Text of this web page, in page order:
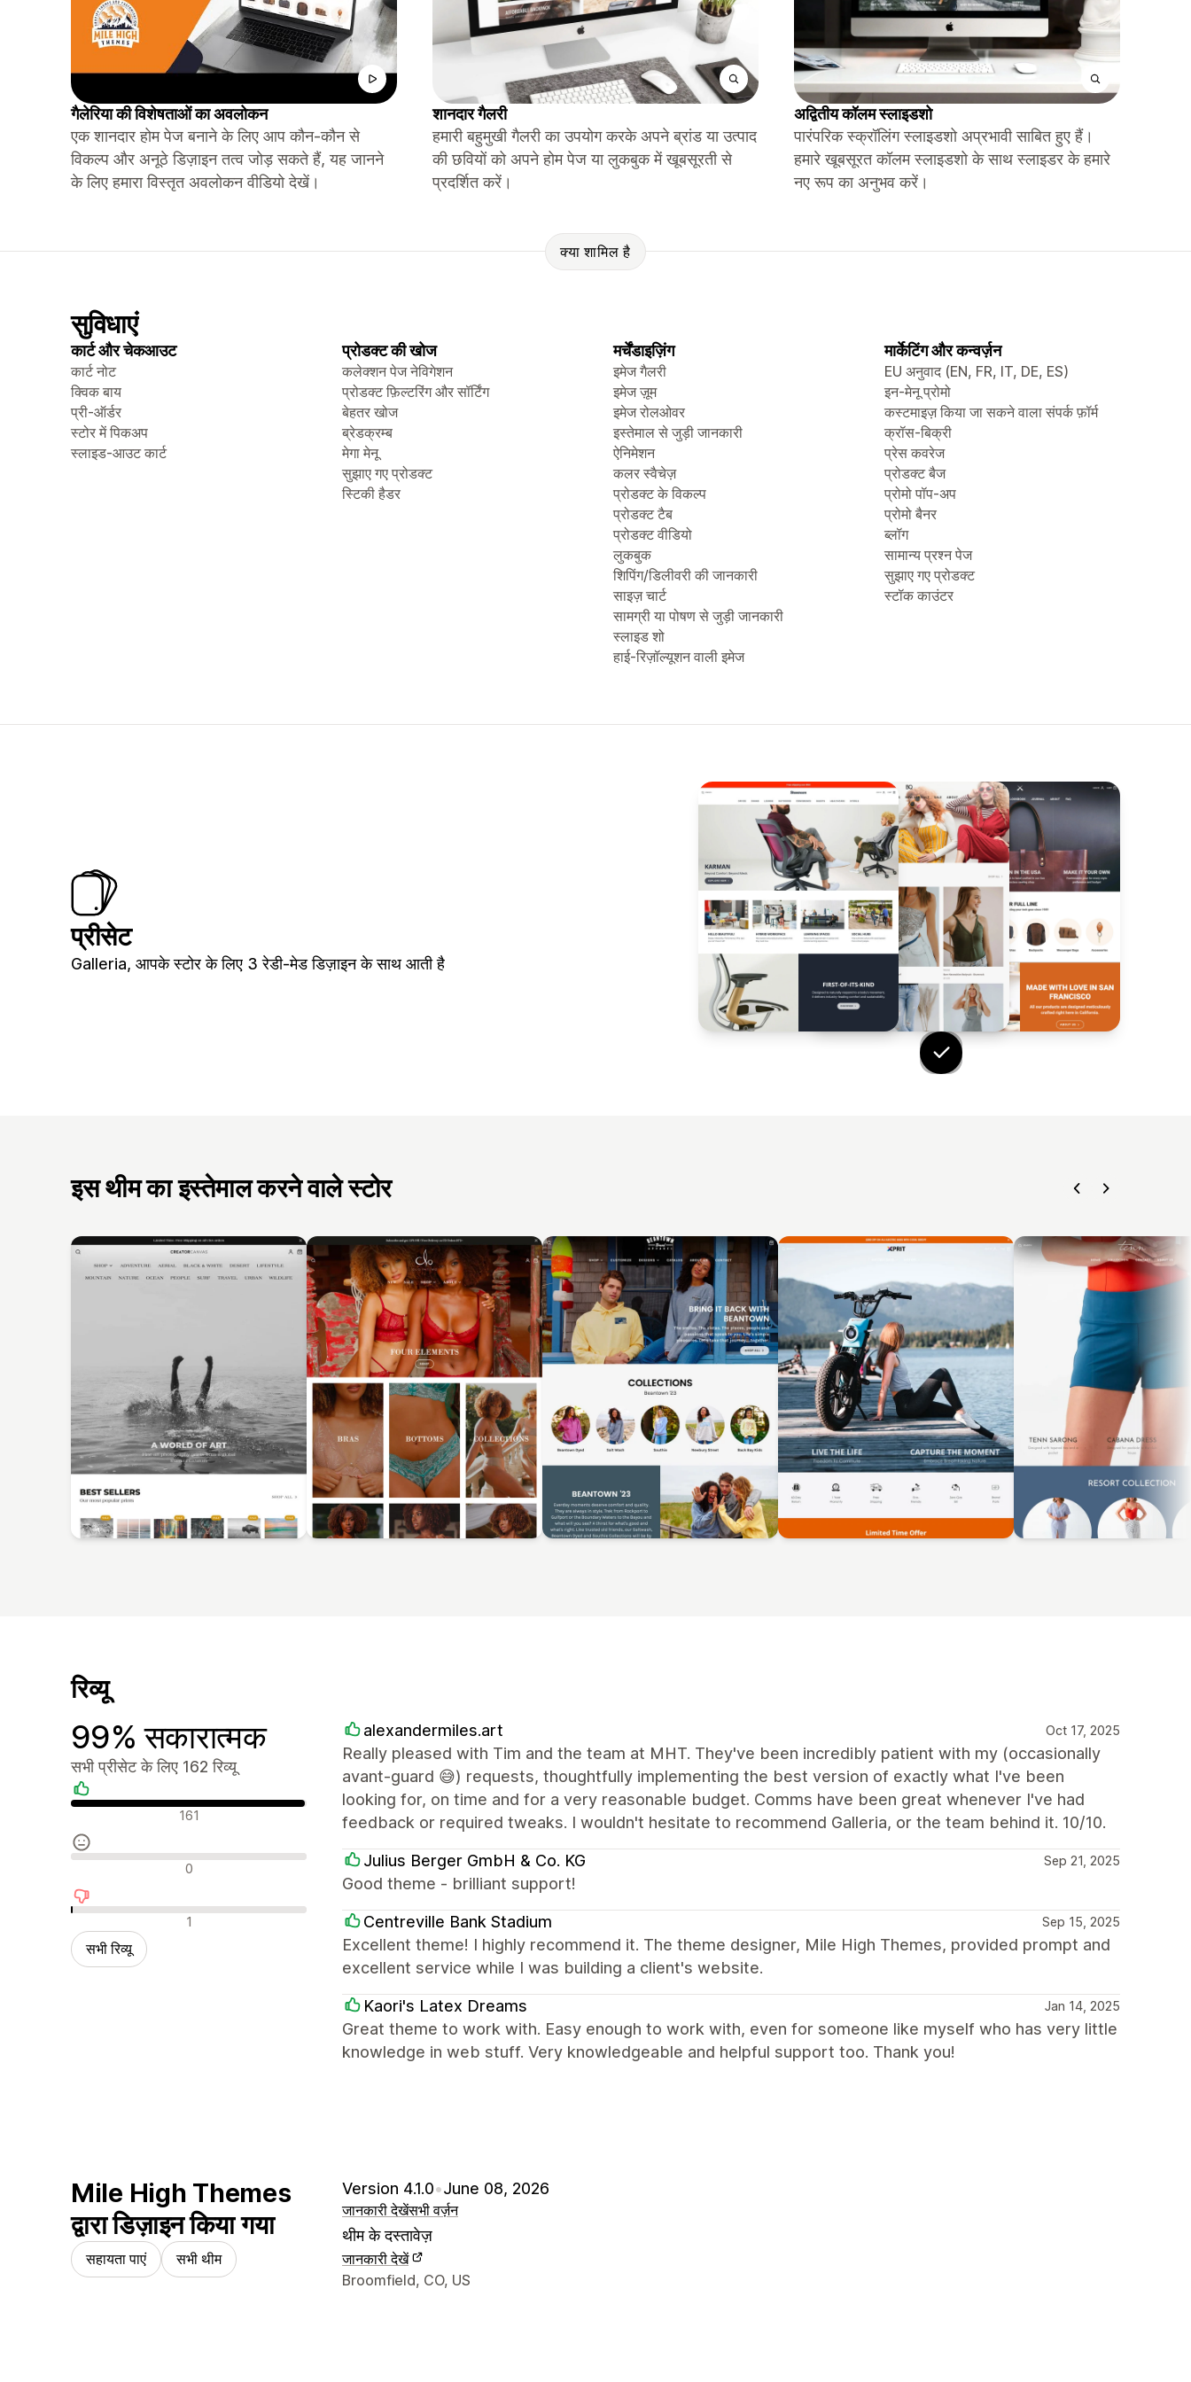
गैलेरिया की विशेषताओं का अवलोकन
एक शानदार होम पेज बनाने के लिए आप कौन-कौन से
विकल्प और अनूठे डिज़ाइन तत्व जोड़ सकते हैं, यह जानने
के लिए हमारा विस्तृत अवलोकन वीडियो देखें।
शानदार गैलरी
हमारी बहुमुखी गैलरी का उपयोग करके अपने ब्रांड या उत्पाद
की छवियों को अपने होम पेज या लुकबुक में खूबसूरती से
प्रदर्शित करें।
अद्वितीय कॉलम स्लाइडशो
पारंपरिक स्क्रॉलिंग स्लाइडशो अप्रभावी साबित हुए हैं।
हमारे खूबसूरत कॉलम स्लाइडशो के साथ स्लाइडर के हमारे
नए रूप का अनुभव करें।
क्या शामिल है
सुविधाएं
कार्ट और चेकआउट
कार्ट नोट
क्विक बाय
प्री-ऑर्डर
स्टोर में पिकअप
स्लाइड-आउट कार्ट
प्रोडक्ट की खोज
कलेक्शन पेज नेविगेशन
प्रोडक्ट फ़िल्टरिंग और सॉर्टिंग
बेहतर खोज
ब्रेडक्रम्ब
मेगा मेनू
सुझाए गए प्रोडक्ट
स्टिकी हैडर
मर्चेंडाइज़िंग
इमेज गैलरी
इमेज ज़ूम
इमेज रोलओवर
इस्तेमाल से जुड़ी जानकारी
ऐनिमेशन
कलर स्वैचेज़
प्रोडक्ट के विकल्प
प्रोडक्ट टैब
प्रोडक्ट वीडियो
लुकबुक
शिपिंग/डिलीवरी की जानकारी
साइज़ चार्ट
सामग्री या पोषण से जुड़ी जानकारी
स्लाइड शो
हाई-रिज़ॉल्यूशन वाली इमेज
मार्केटिंग और कन्वर्ज़न
EU अनुवाद (EN, FR, IT, DE, ES)
इन-मेनू प्रोमो
कस्टमाइज़ किया जा सकने वाला संपर्क फ़ॉर्म
क्रॉस-बिक्री
प्रेस कवरेज
प्रोडक्ट बैज
प्रोमो पॉप-अप
प्रोमो बैनर
ब्लॉग
सामान्य प्रश्न पेज
सुझाए गए प्रोडक्ट
स्टॉक काउंटर
प्रीसेट
Galleria, आपके स्टोर के लिए 3 रेडी-मेड डिज़ाइन के साथ आती है
इस थीम का इस्तेमाल करने वाले स्टोर
रिव्यू
99% सकारात्मक
सभी प्रीसेट के लिए 162 रिव्यू
सकारात्मक रिव्यू 161
न्यूट्रल रिव्यू 0
नकारात्मक रिव्यू 1
सभी रिव्यू
alexandermiles.art Oct 17, 2025
Really pleased with Tim and the team at MHT. They've been incredibly patient with my (occasionally
avant-guard 😅) requests, thoughtfully implementing the best version of exactly what I've been
looking for, on time and for a very reasonable budget. Comms have been great whenever I've had
feedback or required tweaks. I wouldn't hesitate to recommend Galleria, or the team behind it. 10/10.
Julius Berger GmbH & Co. KG Sep 21, 2025
Good theme - brilliant support!
Centreville Bank Stadium Sep 15, 2025
Excellent theme! I highly recommend it. The theme designer, Mile High Themes, provided prompt and
excellent service while I was building a client's website.
Kaori's Latex Dreams Jan 14, 2025
Great theme to work with. Easy enough to work with, even for someone like myself who has very little
knowledge in web stuff. Very knowledgeable and helpful support too. Thank you!
Mile High Themes
द्वारा डिज़ाइन किया गया
सहायता पाएं सभी थीम
Version 4.1.0•June 08, 2026
जानकारी देखेंसभी वर्ज़न
थीम के दस्तावेज़
जानकारी देखें
डिज़ाइनर के संपर्क की जानकारी
Broomfield, CO, US